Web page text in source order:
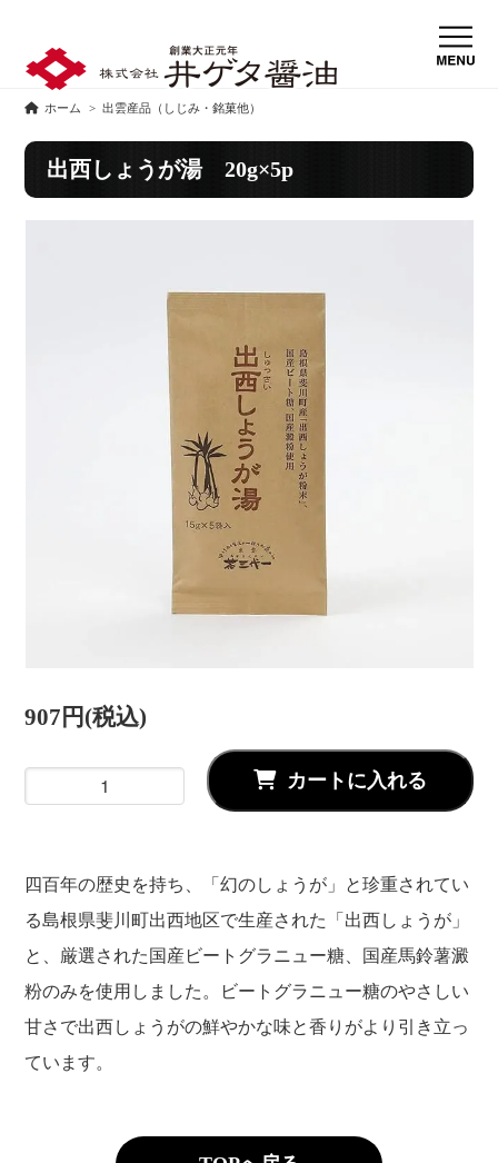
ホーム >出雲産品（しじみ・銘菓他）
出西しょうが湯 20g×5p
907円(税込)
カートに入れる
四百年の歴史を持ち、「幻のしょうが」と珍重されてい
る島根県斐川町出西地区で生産された「出西しょうが」
と、厳選された国産ビートグラニュー糖、国産馬鈴薯澱
粉のみを使用しました。ビートグラニュー糖のやさしい
甘さで出西しょうがの鮮やかな味と香りがより引き立っ
ています。